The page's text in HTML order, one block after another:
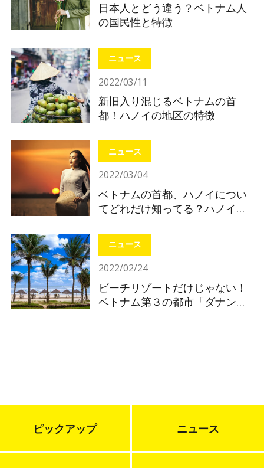
日本人とどう違う？ベトナム人
の国民性と特徴
ニュース
2022/03/11
新旧入り混じるベトナムの首
都！ハノイの地区の特徴
ニュース
2022/03/04
ベトナムの首都、ハノイについ
てどれだけ知ってる？ハノイの
ニュース
2022/02/24
ビーチリゾートだけじゃない！
ベトナム第３の都市「ダナン」
ピックアップ ニュース